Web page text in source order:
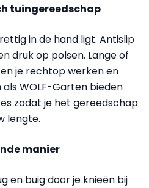
tuingereedschap
in de hand ligt. Antislip
druk op polsen. Lange of
je rechtop werken en
WOLF-Garten bieden
zodat je het gereedschap
lengte.
manier
en buig door je knieën bij